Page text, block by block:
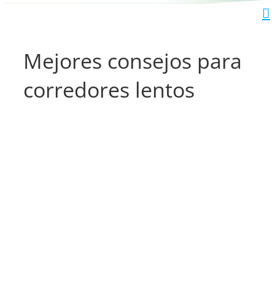
Mejores consejos para
corredores lentos